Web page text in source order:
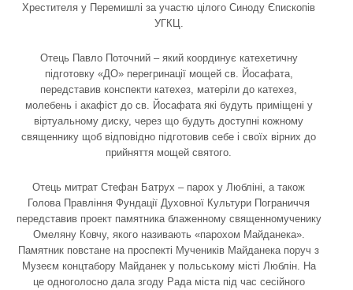
Хрестителя у Перемишлі за участю цілого Синоду Єпископів
УГКЦ.
Отець Павло Поточний – який координує катехетичну
підготовку «ДО» перегринації мощей св. Йосафата,
передставив конспекти катехез, матеріли до катехез,
молебень і акафіст до св. Йосафата які будуть приміщені у
віртуальному диску, через що будуть доступні кожному
священнику щоб відповідно підготовив себе і своїх вірних до
прийняття мощей святого.
Отець митрат Стефан Батрух – парох у Любліні, а також
Голова Правління Фундації Духовної Культури Пограниччя
передставив проект памятника блаженному священномученику
Омеляну Ковчу, якого називають «парохом Майданека».
Памятник повстане на проспекті Мучеників Майданека поруч з
Музеєм концтабору Майданек у польському місті Люблін. На
це одноголосно дала згоду Рада міста під час сесійного